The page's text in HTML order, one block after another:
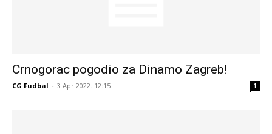
Crnogorac pogodio za Dinamo Zagreb!
CG Fudbal - 3 Apr 2022. 12:15 1